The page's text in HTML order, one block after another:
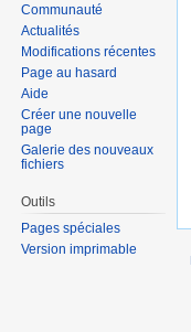
Communauté
Actualités
Modifications récentes
Page au hasard
Aide
Créer une nouvelle
page
Galerie des nouveaux
fichiers
Outils
Pages spéciales
Version imprimable